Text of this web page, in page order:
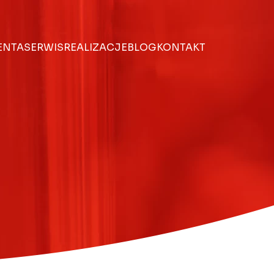
SERWISREALIZACJEBLOGKONTAKT